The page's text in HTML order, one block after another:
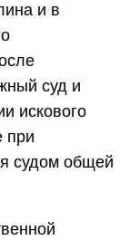
и в
суд и
искового
при
судом общей